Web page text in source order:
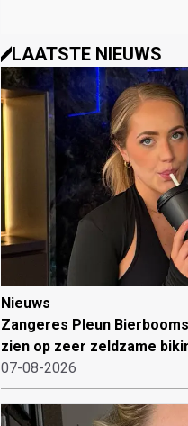
LAATSTE NIEUWS
Nieuws
Zangeres Pleun
zien op zeer zeldzame
07-08-2026